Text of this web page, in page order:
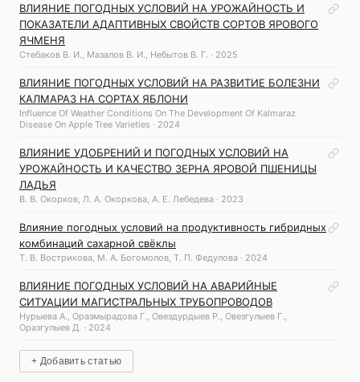
ВЛИЯНИЕ ПОГОДНЫХ УСЛОВИЙ НА УРОЖАЙНОСТЬ И
ПОКАЗАТЕЛИ АДАПТИВНЫХ СВОЙСТВ СОРТОВ ЯРОВОГО
ЯЧМЕНЯ
Стебаков В. И., Мазалов В. И., Небытов В. Г. · 2025
ВЛИЯНИЕ ПОГОДНЫХ УСЛОВИЙ НА РАЗВИТИЕ БОЛЕЗНИ
КАЛМАРАЗ НА СОРТАХ ЯБЛОНИ
Influence Of Weather Conditions On The Development Of Kalmaraz
Disease On Apple Tree Varieties · 2024
ВЛИЯНИЕ УДОБРЕНИЙ И ПОГОДНЫХ УСЛОВИЙ НА
УРОЖАЙНОСТЬ И КАЧЕСТВО ЗЕРНА ЯРОВОЙ ПШЕНИЦЫ
ЛАДЬЯ
В. В. Окорков, Л. А. Окоркова, А. Е. Лебедева · 2023
Влияние погодных условий на продуктивность гибридных
комбинаций сахарной свёклы
Т. В. Вострикова, М. А. Богомолов, Т. П. Федулова · 2024
ВЛИЯНИЕ ПОГОДНЫХ УСЛОВИЙ НА АВАРИЙНЫЕ
СИТУАЦИИ МАГИСТРАЛЬНЫХ ТРУБОПРОВОДОВ
Нурыева А., Оразмырадова Г., Овездурдыев Р., Овезгулыев Г.,
Оразгулыев Д. · 2024
+ Добавить статью